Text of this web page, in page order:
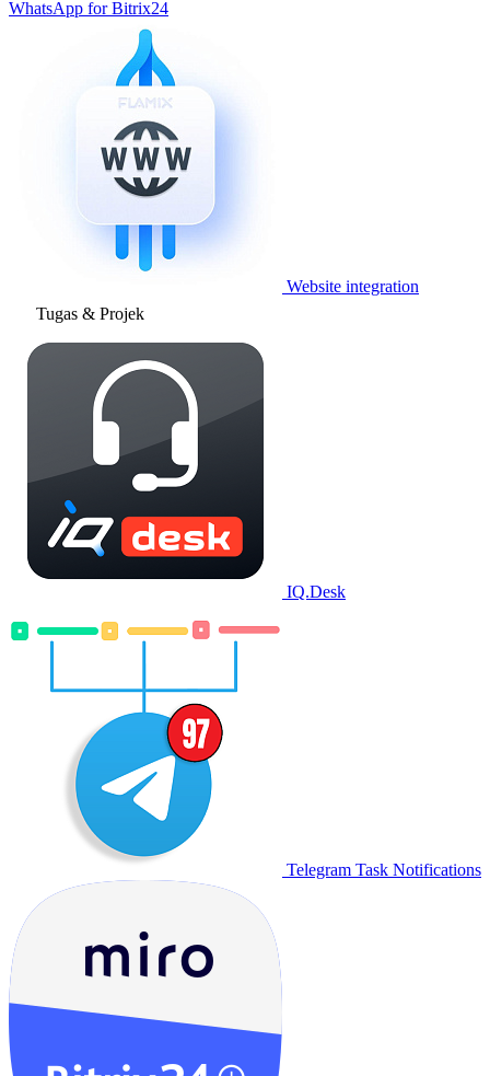
WhatsApp for Bitrix24
Website integration
Tugas & Projek
IQ.Desk
Telegram Task Notifications